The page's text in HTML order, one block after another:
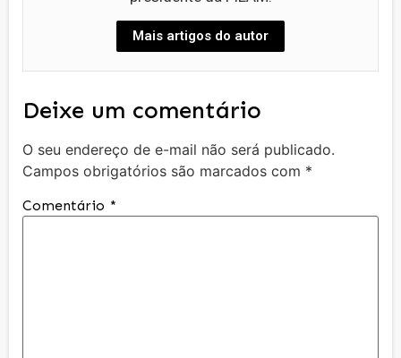
Mais artigos do autor
Deixe um comentário
O seu endereço de e-mail não será publicado.
Campos obrigatórios são marcados com *
Comentário *